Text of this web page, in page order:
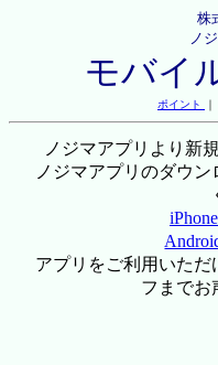
株
ノ
モバイ
ポイント ｜
ノジマアプリより新
ノジマアプリのダウ
アプリをご利用いた
フまでお